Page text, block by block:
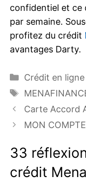
confidentiel et ce
par semaine.
profitez du crédit
avantages Darty.
Catégories
Crédit en ligne
Étiquettes
Carte Accord
MON
33
crédit